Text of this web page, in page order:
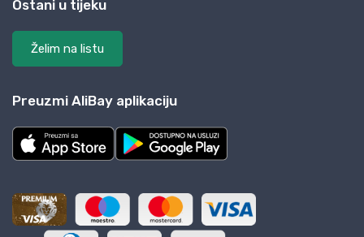
Ostani u tijeku
Želim na listu
Preuzmi AliBay aplikaciju